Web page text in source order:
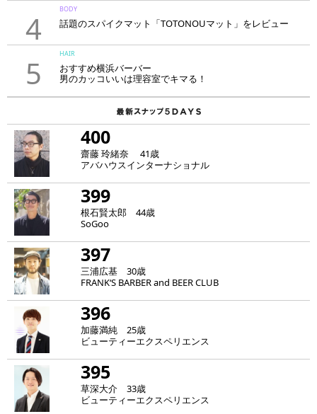
4
BODY
話題のスパイクマット「TOTONOUマット」をレビュー
5
HAIR
おすすめ横浜バーバー
男のカッコいいは理容室でキマる！
400
齋藤 玲緒奈 41歳
アバハウスインターナショナル
399
根石賢太郎 44歳
SoGoo
397
三浦広基 30歳
FRANK‘S BARBER and BEER CLUB
396
加藤満純 25歳
ビューティーエクスペリエンス
395
草深大介 33歳
ビューティーエクスペリエンス